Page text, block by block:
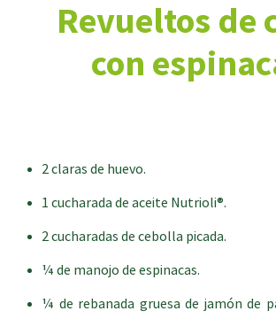
Revueltos de
con
2 claras de huevo.
1 cucharada de aceite Nutrioli®.
2 cucharadas de cebolla picada.
¼ de manojo de espinacas.
¼ de rebanada gruesa de jamón de